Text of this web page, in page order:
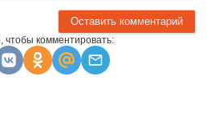
чтобы комментировать: